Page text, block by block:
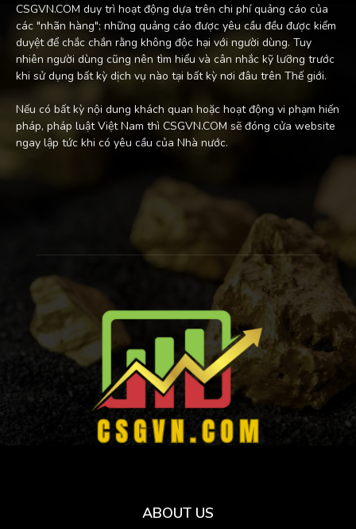
CSGVN.COM duy trì hoạt động dựa trên chi phí quảng cáo của
các "nhãn hàng"; những quảng cáo được yêu cầu đều được kiểm
duyệt để chắc chắn rằng không độc hại với người dùng. Tuy
nhiên người dùng cũng nên tìm hiểu và cân nhắc kỹ lưỡng trước
khi sử dụng bất kỳ dịch vụ nào tại bất kỳ nơi đâu trên Thế giới.
Nếu có bất kỳ nội dung khách quan hoặc hoạt động vi phạm hiến
pháp, pháp luật Việt Nam thì CSGVN.COM sẽ đóng cửa website
ngay lập tức khi có yêu cầu của Nhà nước.
ABOUT US